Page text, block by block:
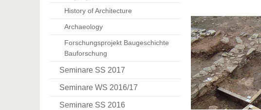
History of Architecture
Archaeology
Forschungsprojekt Baugeschichte
Bauforschung
Seminare SS 2017
Seminare WS 2016/17
Seminare SS 2016